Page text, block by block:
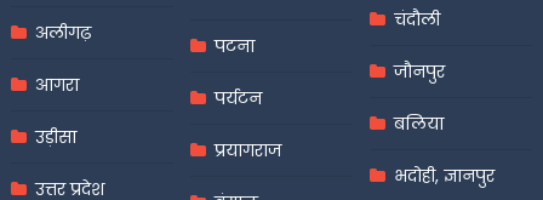
अलीगढ़
आगरा
उड़ीसा
उत्तर प्रदेश
पटना
पर्यटन
प्रयागराज
चंदौली
जौनपुर
बलिया
भदोही, ज्ञानपुर